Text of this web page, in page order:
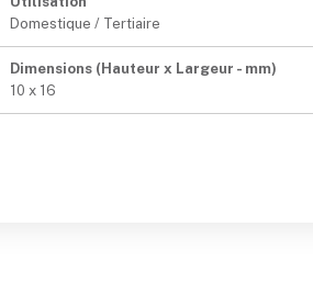
Domestique / Tertiaire
Dimensions (Hauteur x Largeur - mm)
10 x 16